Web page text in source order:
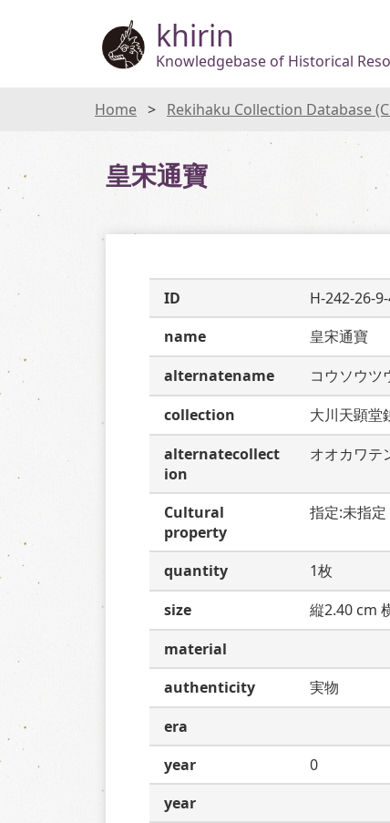
khirin
Knowledgebase of Historical
Home Rekihaku Collection Database
皇宋通寶
ID
H-242-26-
name
皇宋通寶
alternatename
コウソウツ
collection
大川天顕堂
alternatecollect
ion
オオカワテ
Cultural
property
指定:未指定
quantity
1枚
size
縦2.40 cm
material
authenticity
実物
era
year
0
year